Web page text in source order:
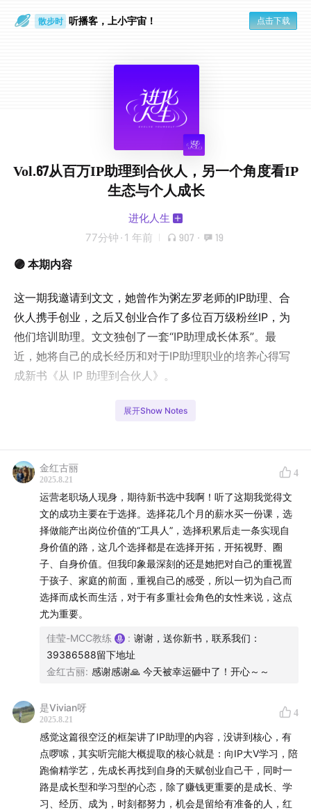
散步时 听播客，上小宇宙！ 点击下载
Vol.67从百万IP助理到合伙人，另一个角度看IP
生态与个人成长
进化人生
77分钟 · 1 年前 907 · 19
🟣 本期内容
这一期我邀请到文文，她曾作为粥左罗老师的IP助理、合
伙人携手创业，之后又创业合作了多位百万级粉丝IP，为
他们培训助理。文文独创了一套“IP助理成长体系”。最
近，她将自己的成长经历和对于IP助理职业的培养心得写
成新书《从 IP 助理到合伙人》。
在这次对谈中，我们深入聊了IP助理这个新兴职业的现状
由IP助理晋升为合伙人，实现年收入超百万的逆袭。
如果你也曾有过职场迷茫，或对IP助理这个职业充满好
奇，这期节目会给你带来不一样的启发。
🟣 本期嘉宾
一个只带百万 IP 赚钱的女人
公众号：文文在路上
新书：《从IP助理到运营合伙人》，本书提供大量实战
案例+工具模版，帮助你修炼新媒体的基本功，拿到IP
圈的入场券，借势成长，拉高人生回报率。
展开Show Notes
金红古丽
2025.8.21
4
运营老职场人现身，期待新书选中我啊！听了这期我觉得文
文的成功主要在于选择。选择花几个月的薪水买一份课，选
择做能产出岗位价值的“工具人”，选择积累后走一条实现自
身价值的路，这几个选择都是在选择开拓，开拓视野、圈
子、自身价值。但我印象最深刻的还是她把对自己的重视置
于孩子、家庭的前面，重视自己的感受，所以一切为自己而
选择而成长而生活，对于有多重社会角色的女性来说，这点
尤为重要。
佳莹-MCC教练 : 谢谢，送你新书，联系我们：
39386588留下地址
金红古丽: 感谢感谢🙏 今天被幸运砸中了！开心～～
是Vivian呀
2025.8.21
4
感觉这篇很空泛的框架讲了IP助理的内容，没讲到核心，有
点啰嗦，其实听完能大概提取的核心就是：向IP大V学习，陪
跑偷精学艺，先成长再找到自身的天赋创业自己干，同时一
路是成长型和学习型的心态，除了赚钱更重要的是成长、学
习、经历、成为，时刻都努力，机会是留给有准备的人，红